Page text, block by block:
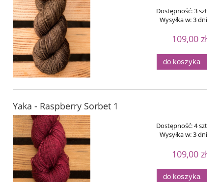
Dostępność:3 szt
Wysyłka w:3 dni
109,00 zł
do koszyka
Yaka - Raspberry Sorbet 1
Dostępność:4 szt
Wysyłka w:3 dni
109,00 zł
do koszyka